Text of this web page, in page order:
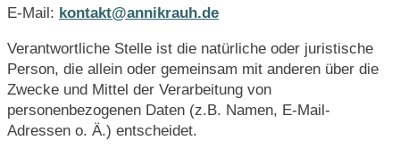
E-Mail: kontakt@annikrauh.de
Verantwortliche Stelle ist die natürliche oder juristische
Person, die allein oder gemeinsam mit anderen über die
Zwecke und Mittel der Verarbeitung von
personenbezogenen Daten (z.B. Namen, E-Mail-
Adressen o. Ä.) entscheidet.